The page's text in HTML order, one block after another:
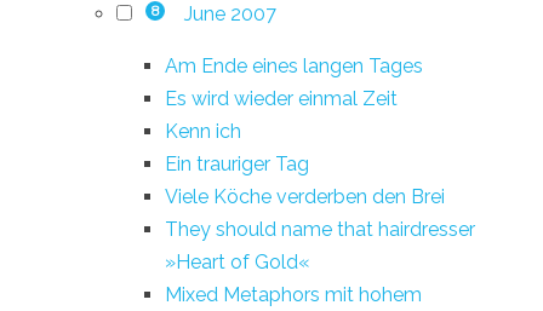
8 June 2007
Am Ende eines langen Tages
Es wird wieder einmal Zeit
Kenn ich
Ein trauriger Tag
Viele Köche verderben den Brei
They should name that hairdresser
»Heart of Gold«
Mixed Metaphors mit hohem